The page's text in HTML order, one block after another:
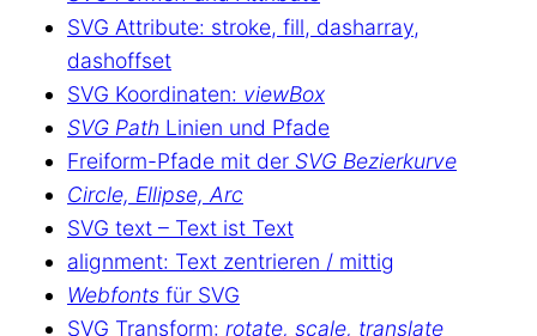
SVG Attribute: stroke, fill, dasharray,
dashoffset
SVG Koordinaten: viewBox
SVG Path Linien und Pfade
Freiform-Pfade mit der SVG Bezierkurve
Circle, Ellipse, Arc
SVG text – Text ist Text
alignment: Text zentrieren / mittig
Webfonts für SVG
SVG Transform: rotate, scale, translate